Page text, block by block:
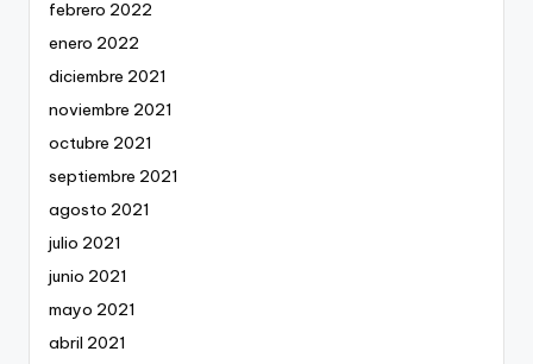
febrero 2022
enero 2022
diciembre 2021
noviembre 2021
octubre 2021
septiembre 2021
agosto 2021
julio 2021
junio 2021
mayo 2021
abril 2021